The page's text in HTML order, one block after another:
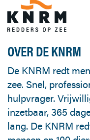
OVER DE KNRM
De KNRM redt
zee. Snel,
hulpvrager.
inzetbaar, 365
lang. De KNRM